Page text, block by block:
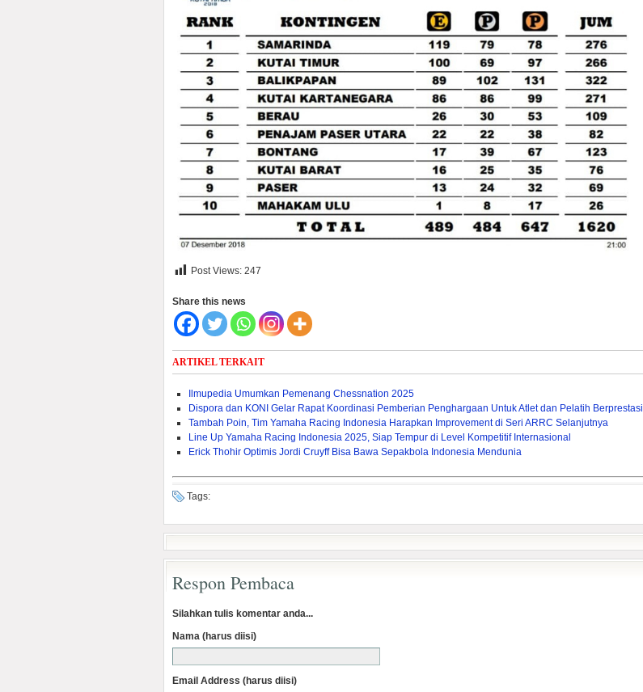
Post Views: 247
Share this news
ARTIKEL TERKAIT
Ilmupedia Umumkan Pemenang Chessnation 2025
Dispora dan KONI Gelar Rapat Koordinasi Pemberian Penghargaan Untuk Atlet dan Pelatih Berprestasi
Tambah Poin, Tim Yamaha Racing Indonesia Harapkan Improvement di Seri ARRC Selanjutnya
Line Up Yamaha Racing Indonesia 2025, Siap Tempur di Level Kompetitif Internasional
Erick Thohir Optimis Jordi Cruyff Bisa Bawa Sepakbola Indonesia Mendunia
Tags:
Respon Pembaca
Silahkan tulis komentar anda...
Nama (harus diisi)
Email Address (harus diisi)